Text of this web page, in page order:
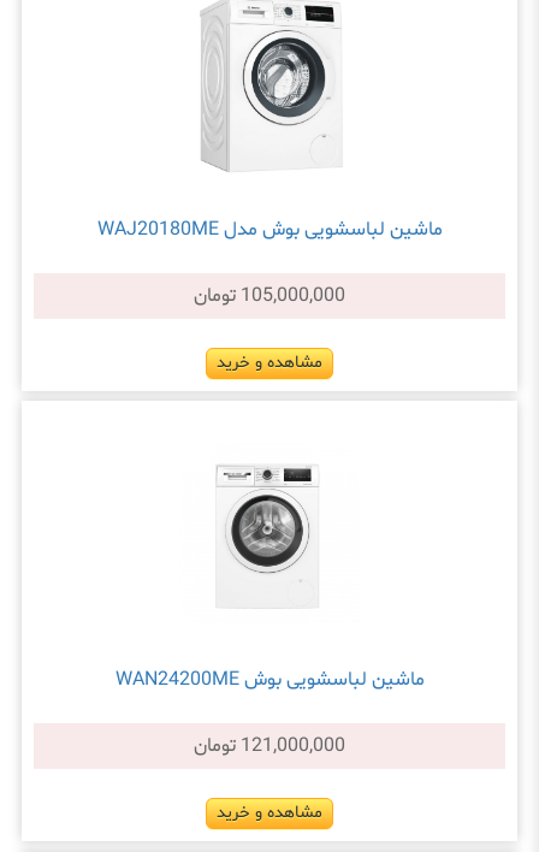
ماشین لباسشویی بوش مدل WAJ20180ME
105,000,000 تومان
مشاهده و خرید
ماشین لباسشویی بوش WAN24200ME
121,000,000 تومان
مشاهده و خرید